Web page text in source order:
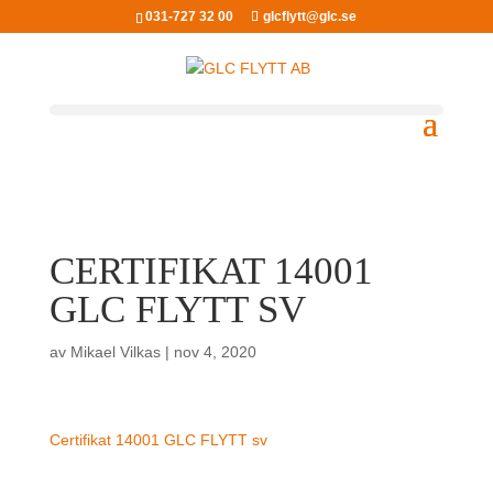
031-727 32 00 glcflytt@glc.se
CERTIFIKAT 14001
GLC FLYTT SV
av Mikael Vilkas| nov 4, 2020
Certifikat 14001 GLC FLYTT sv